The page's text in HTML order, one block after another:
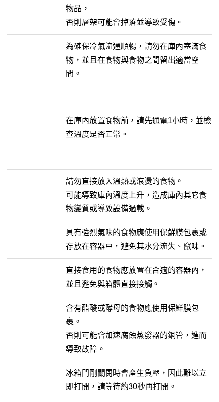
物品，
否則層架可能會掉落並導致受傷。
為確保冷氣流通順暢，請勿在庫內塞滿食
物，並且在食物與食物之間留出適當空
間。
在庫內放置食物前，請先通電1小時，並檢
查溫度是否正常。
請勿直接放入溫熱或滾燙的食物。
可能導致庫內溫度上升，造成庫內其它食
物變質或導致設備過載。
具有強烈氣味的食物應使用保鮮膜包裹或
存放在容器中，避免其水分流失、竄味。
直接食用的食物應放置在合適的容器內，
並且避免與箱體直接接觸。
含有醋酸或酵母的食物應使用保鮮膜包
裹。
否則可能會加速腐蝕蒸發器的銅管，進而
導致故障。
冰箱門剛關閉時會產生負壓，因此難以立
即打開，請等待約30秒再打開。